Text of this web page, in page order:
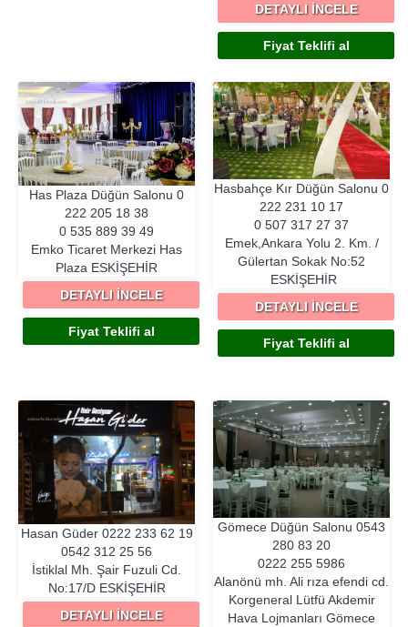
DETAYLI İNCELE
Fiyat Teklifi al
Has Plaza Düğün Salonu 0
222 205 18 38
0 535 889 39 49
Emko Ticaret Merkezi Has
Plaza ESKIŞEHIR
DETAYLI İNCELE
Fiyat Teklifi al
Hasbahçe Kır Düğün Salonu 0
222 231 10 17
0 507 317 27 37
Emek,Ankara Yolu 2. Km. /
Gülertan Sokak No:52
ESKIŞEHIR
DETAYLI İNCELE
Fiyat Teklifi al
Hasan Güder 0222 233 62 19
0542 312 25 56
İstiklal Mh. Şair Fuzuli Cd.
No:17/D ESKIŞEHIR
DETAYLI İNCELE
Gömece Düğün Salonu 0543
280 83 20
0222 255 5986
Alanönü mh. Ali rıza efendi cd.
Korgeneral Lütfü Akdemir
Hava Lojmanları Gömece